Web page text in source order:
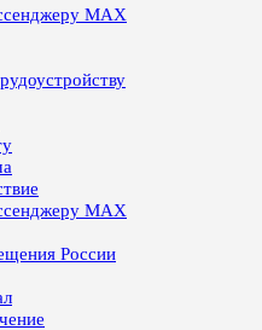
MAX
MAX
России